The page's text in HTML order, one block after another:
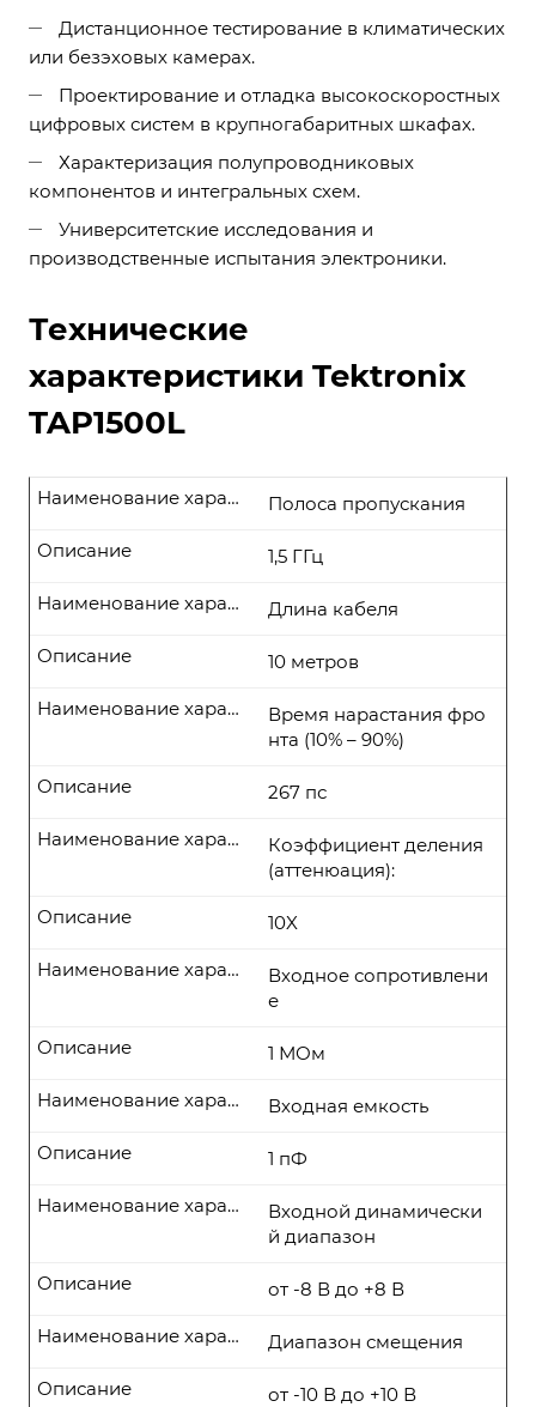
Дистанционное тестирование в климатических
или безэховых камерах.
Проектирование и отладка высокоскоростных
цифровых систем в крупногабаритных шкафах.
Характеризация полупроводниковых
компонентов и интегральных схем.
Университетские исследования и
производственные испытания электроники.
Технические
характеристики Tektronix
TAP1500L
Полоса пропускания
Наименование характеристики
1,5 ГГц
Описание
Длина кабеля
Наименование характеристики
10 метров
Описание
Время нарастания фро
нта (10% – 90%)
Наименование характеристики
267 пс
Описание
Коэффициент деления
(аттенюация):
Наименование характеристики
10X
Описание
Входное сопротивлени
е
Наименование характеристики
1 МОм
Описание
Входная емкость
Наименование характеристики
1 пФ
Описание
Входной динамически
й диапазон
Наименование характеристики
от -8 В до +8 В
Описание
Диапазон смещения
Наименование характеристики
от -10 В до +10 В
Описание